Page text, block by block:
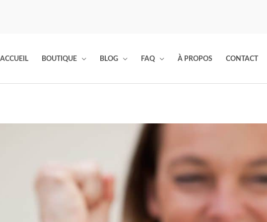
ACCUEIL BOUTIQUE BLOG FAQ À PROPOS CONTACT